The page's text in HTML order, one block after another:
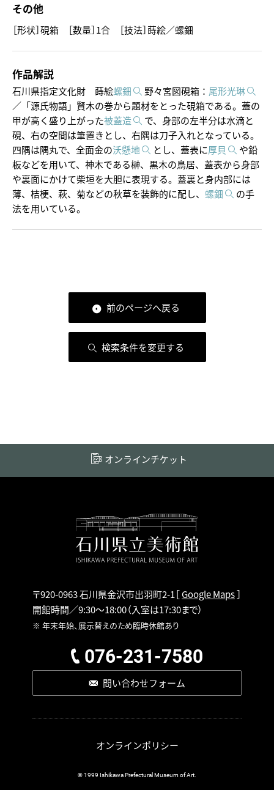
その他
［形状］硯箱 ［数量］1合 ［技法］蒔絵／螺鈿
作品解説
石川県指定文化財 蒔絵螺鈿 野々宮図硯箱： 尾形光琳
／「源氏物語」賢木の巻から題材をとった硯箱である。蓋の
甲が高く盛り上がった被蓋造
で、身部の左半分は水滴と
硯、右の空間は筆置きとし、右隅は刀子入れとなっている。
四隅は隅丸で、全面金の沃懸地 とし、蓋表に厚貝
や鉛
板などを用いて、神木である榊、黒木の鳥居、蓋表から身部
や裏面にかけて柴垣を大胆に表現する。蓋裏と身内部には
薄、桔梗、萩、菊などの秋草を装飾的に配し、 螺鈿
の手
法を用いている。
前のページへ戻る
検索条件を変更する
オンラインチケット
〒920-0963 石川県金沢市出羽町2-1［Google Maps］
開館時間／9:30～18:00（入室は17:30まで）
※ 年末年始、展示替えのため臨時休館あり
076-231-7580
問い合わせフォーム
オンラインポリシー
© 1999 Ishikawa Prefectural Museum of Art.